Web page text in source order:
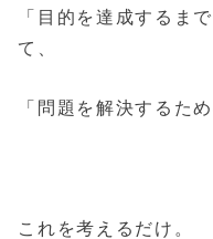
「目的を達成するま
て、
「問題を解決するた
これを考えるだけ。